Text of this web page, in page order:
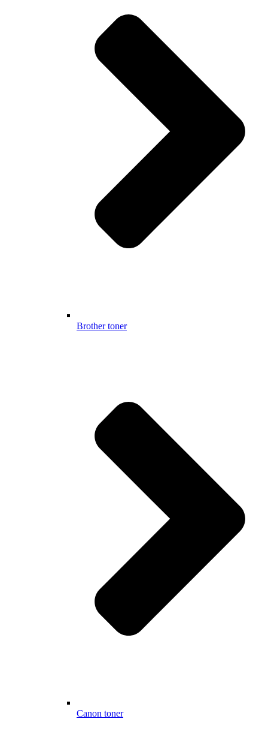
Brother toner
Canon toner